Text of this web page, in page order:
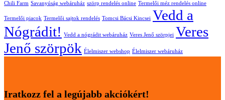
Chili Farm Savanyúság webáruház szörp rendelés online Termelői méz rendelés online
Termelői piacok Termelői sajtok rendelés Tomcsi Bácsi Kincsei Vedd a
Nógrádit!
Vedd a nógrádit webáruház Veres Jenő szörpjei Veres
Jenő szörpök Élelmiszer webshop Élelmiszer webáruház
Iratkozz fel a legújabb akciókért!